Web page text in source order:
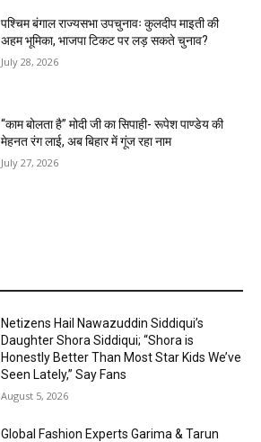
पश्चिम बंगाल राज्यसभा उपचुनावः कुलदीप माइती की
अहम भूमिका, भाजपा टिकट पर लड़ सकते चुनाव?
July 28, 2026
“काम बोलता है” मोदी जी का सिपाही- रूपेश पाण्डेय की
मेहनत रंग लाई, अब बिहार में गूंज रहा नाम
July 27, 2026
Netizens Hail Nawazuddin Siddiqui’s
Daughter Shora Siddiqui; “Shora is
Honestly Better Than Most Star Kids We’ve
Seen Lately,” Say Fans
August 5, 2026
Global Fashion Experts Garima & Tarun